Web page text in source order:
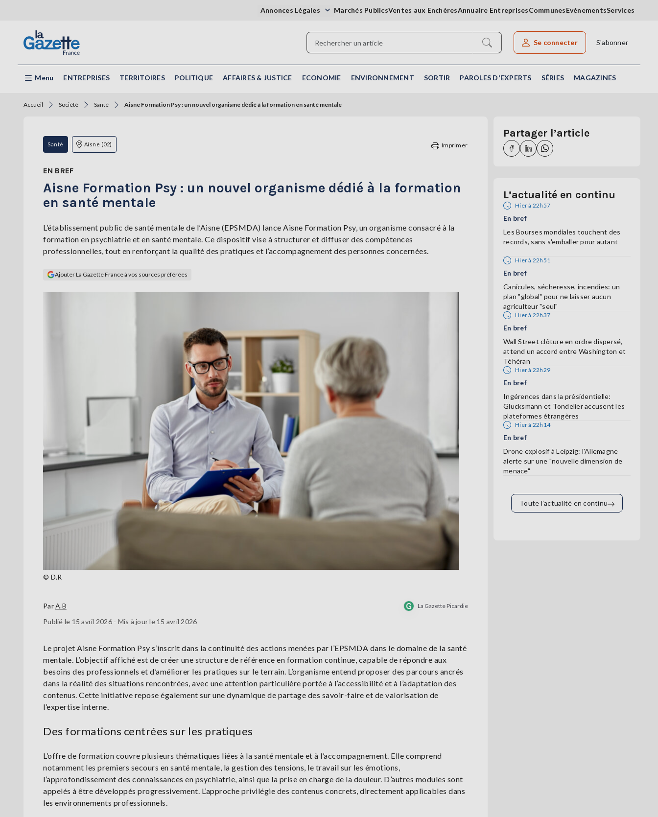
Annonces Légales Marchés PublicsVentes aux EnchèresAnnuaire EntreprisesCommunesEvénementsServices
Rechercher un article
Se connecter S'abonner
Menu ENTREPRISES TERRITOIRES POLITIQUE AFFAIRES & JUSTICE ECONOMIE ENVIRONNEMENT SORTIR PAROLES D'EXPERTS SÉRIES MAGAZINES
Accueil Société Santé Aisne Formation Psy : un nouvel organisme dédié à la formation en santé mentale
Santé Aisne (02) Imprimer
EN BREF
Aisne Formation Psy : un nouvel organisme dédié à la formation
en santé mentale
L’établissement public de santé mentale de l’Aisne (EPSMDA) lance Aisne Formation Psy, un organisme consacré à la
formation en psychiatrie et en santé mentale. Ce dispositif vise à structurer et diffuser des compétences
professionnelles, tout en renforçant la qualité des pratiques et l’accompagnement des personnes concernées.
Ajouter La Gazette France à vos sources préférées
© D.R
ParA.B La Gazette Picardie
Publié le 15 avril 2026 - Mis à jour le 15 avril 2026
Le projet Aisne Formation Psy s’inscrit dans la continuité des actions menées par l’EPSMDA dans le domaine de la santé
mentale. L’objectif affiché est de créer une structure de référence en formation continue, capable de répondre aux
besoins des professionnels et d’améliorer les pratiques sur le terrain. L’organisme entend proposer des parcours ancrés
dans la réalité des situations rencontrées, avec une attention particulière portée à l’accessibilité et à l’adaptation des
contenus. Cette initiative repose également sur une dynamique de partage des savoir-faire et de valorisation de
l’expertise interne.
Des formations centrées sur les pratiques
L’offre de formation couvre plusieurs thématiques liées à la santé mentale et à l’accompagnement. Elle comprend
notamment les premiers secours en santé mentale, la gestion des tensions, le travail sur les émotions,
l’approfondissement des connaissances en psychiatrie, ainsi que la prise en charge de la douleur. D’autres modules sont
appelés à être développés progressivement. L’approche privilégie des contenus concrets, directement applicables dans
les environnements professionnels.
Partager l’article
L’actualité en continu
Hier à 22h57
En bref
Les Bourses mondiales touchent des
records, sans s'emballer pour autant
Hier à 22h51
En bref
Canicules, sécheresse, incendies: un
plan "global" pour ne laisser aucun
agriculteur "seul"
Hier à 22h37
En bref
Wall Street clôture en ordre dispersé,
attend un accord entre Washington et
Téhéran
Hier à 22h29
En bref
Ingérences dans la présidentielle:
Glucksmann et Tondelier accusent les
plateformes étrangères
Hier à 22h14
En bref
Drone explosif à Leipzig: l'Allemagne
alerte sur une "nouvelle dimension de
menace"
Toute l’actualité en continu